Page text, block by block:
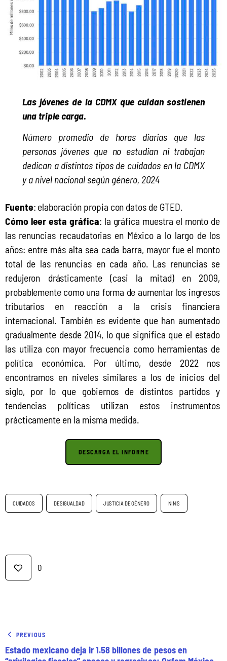
Las jóvenes de la CDMX que cuidan sostienen
una triple carga.
Número promedio de horas diarias que las
personas jóvenes que no estudian ni trabajan
dedican a distintos tipos de cuidados en la CDMX
y a nivel nacional según género, 2024
Fuente: elaboración propia con datos de GTED.
Cómo leer esta gráfica: la gráfica muestra el monto de
las renuncias recaudatorias en México a lo largo de los
años: entre más alta sea cada barra, mayor fue el monto
total de las renuncias en cada año. Las renuncias se
redujeron drásticamente (casi la mitad) en 2009,
probablemente como una forma de aumentar los ingresos
tributarios en reacción a la crisis financiera
internacional. También es evidente que han aumentado
gradualmente desde 2014, lo que significa que el estado
las utiliza con mayor frecuencia como herramientas de
política económica. Por último, desde 2022 nos
encontramos en niveles similares a los de inicios del
siglo, por lo que gobiernos de distintos partidos y
tendencias políticas utilizan estos instrumentos
prácticamente en la misma medida.
DESCARGA EL INFORME
CUIDADOS DESIGUALDAD JUSTICIA DE GÉNERO NINIS
0
PREVIOUS
Estado mexicano deja ir 1.58 billones de pesos en